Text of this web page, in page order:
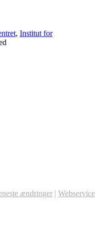
, Institut for
ændringer | Webservice